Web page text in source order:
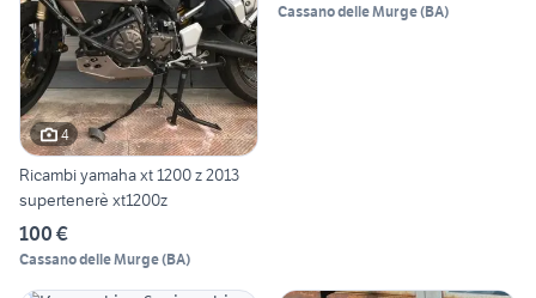
4
Ricambi yamaha xt 1200 z 2013
supertenerè xt1200z
100 €
Cassano delle Murge(BA)
Cassano delle Murge(BA)